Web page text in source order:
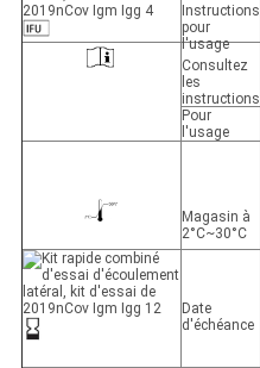
Instructions
pour
l'usage
Consultez
les
instructions
Pour
l'usage
Magasin à
2°C~30°C
Date
d'échéance